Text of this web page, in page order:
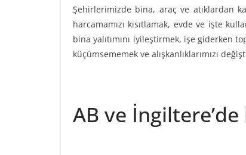
Şehirlerimizde bina, araç ve atıklardan
harcamamızı kısıtlamak, evde ve işte
bina yalıtımını iyileştirmek, işe giderken
küçümsememek ve alışkanlıklarımızı
AB ve